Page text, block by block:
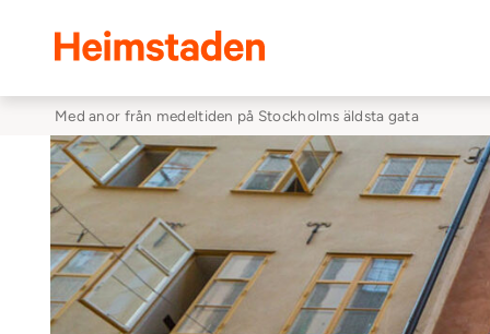
Heimstaden
Med anor från medeltiden på Stockholms äldsta gata